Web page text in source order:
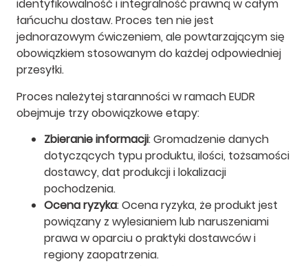
identyfikowalność i integralność prawną w całym
łańcuchu dostaw. Proces ten nie jest
jednorazowym ćwiczeniem, ale powtarzającym się
obowiązkiem stosowanym do każdej odpowiedniej
przesyłki.
Proces należytej staranności w ramach EUDR
obejmuje trzy obowiązkowe etapy:
Zbieranie informacji: Gromadzenie danych
dotyczących typu produktu, ilości, tożsamości
dostawcy, dat produkcji i lokalizacji
pochodzenia.
Ocena ryzyka: Ocena ryzyka, że produkt jest
powiązany z wylesianiem lub naruszeniami
prawa w oparciu o praktyki dostawców i
regiony zaopatrzenia.